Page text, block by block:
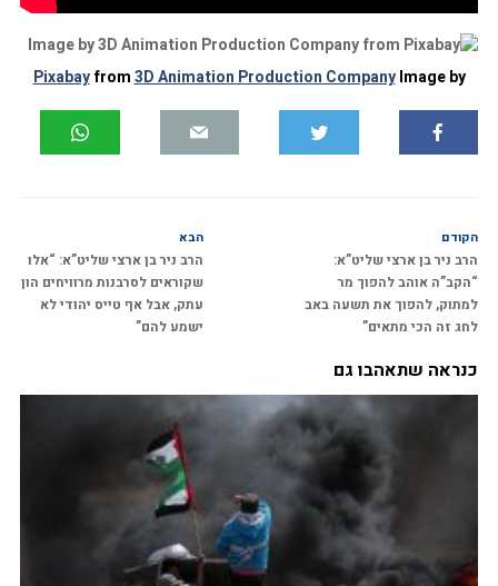
Image by
3D Animation Production Company
Pixabay
הקודם
הרב ניר בן ארצי שליט”א:
“הקב”ה אוהב להפוך מר
למתוק, להפוך את תשעה באב
לחג זה הכי מתאים”
הבא
הרב ניר בן ארצי שליט”א: “אלו
שקוראים לסרבנות מרוויחים הון
עתק, אבל אף טייס יהודי לא
ישמע להם”
כנראה שתאהבו גם